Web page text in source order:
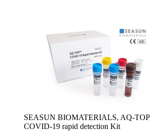
SEASUN BIOMATERIALS, AQ-TOP
COVID-19 rapid detection Kit